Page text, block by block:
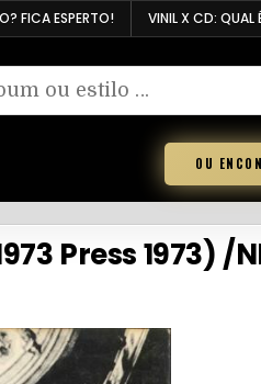
FICA ESPERTO! VINIL X CD: QUAL
OU
Press 1973)